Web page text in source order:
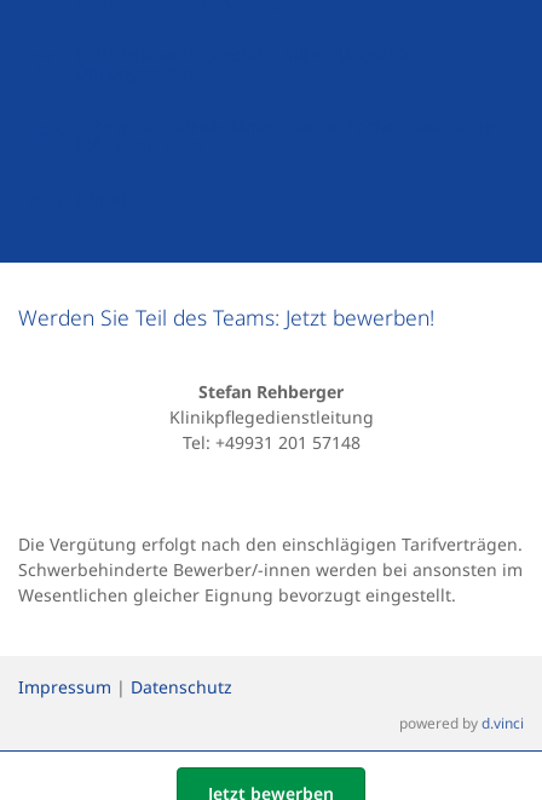
Werden Sie Teil des Teams: Jetzt bewerben!
Stefan Rehberger
Klinikpflegedienstleitung
Tel: +49931 201 57148
Die Vergütung erfolgt nach den einschlägigen Tarifverträgen.
Schwerbehinderte Bewerber/-innen werden bei ansonsten im
Wesentlichen gleicher Eignung bevorzugt eingestellt.
Jetzt bewerben
Impressum | Datenschutz
powered byd.vinci